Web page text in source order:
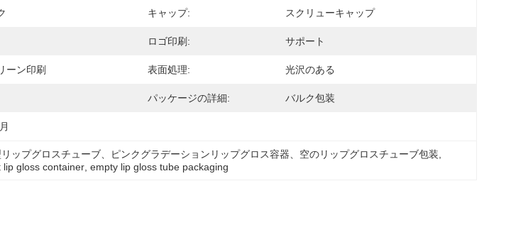
キャップ: スクリューキャップ
ロゴ印刷: サポート
ーン印刷 表面処理: 光沢のある
パッケージの詳細: バルク包装
ップグロスチューブ、ピンクグラデーションリップグロス容器、空のリップグロスチューブ包装
lip gloss container , empty lip gloss tube packaging